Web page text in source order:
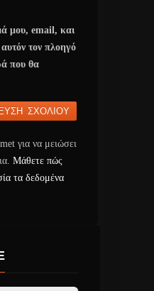
μου, email, και
τον πλοηγό
που θα
για να μειώσει
Μάθετε πώς
τα δεδομένα